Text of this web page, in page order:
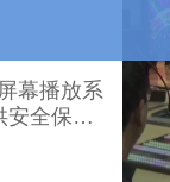
幕播放系
安全保
春晚主
能“控、